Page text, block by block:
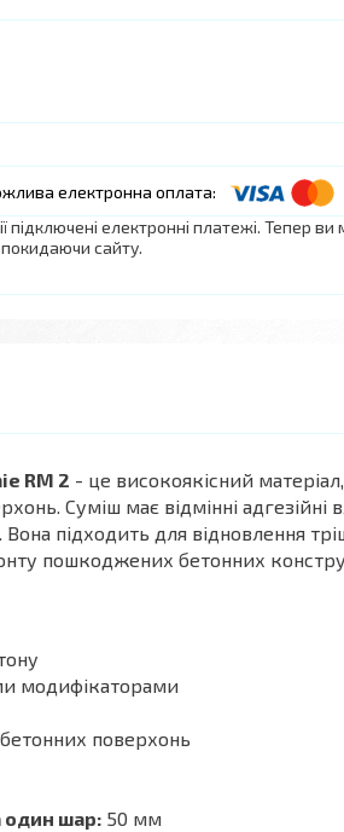
підключені електронні платежі. Тепер
сайту.
RM 2 - це високоякісний
Суміш має відмінні адгезійні
підходить для відновлення
пошкоджених бетонних
модифікаторами
поверхонь
один шар: 50 мм